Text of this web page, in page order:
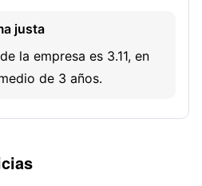
justa
la empresa es 3.11, en
de 3 años.
más recientes